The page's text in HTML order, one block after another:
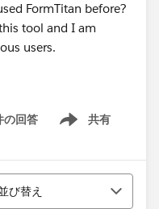
FormTitan before?
tool and I am
users.
の回答 共有
Show menu
び替え